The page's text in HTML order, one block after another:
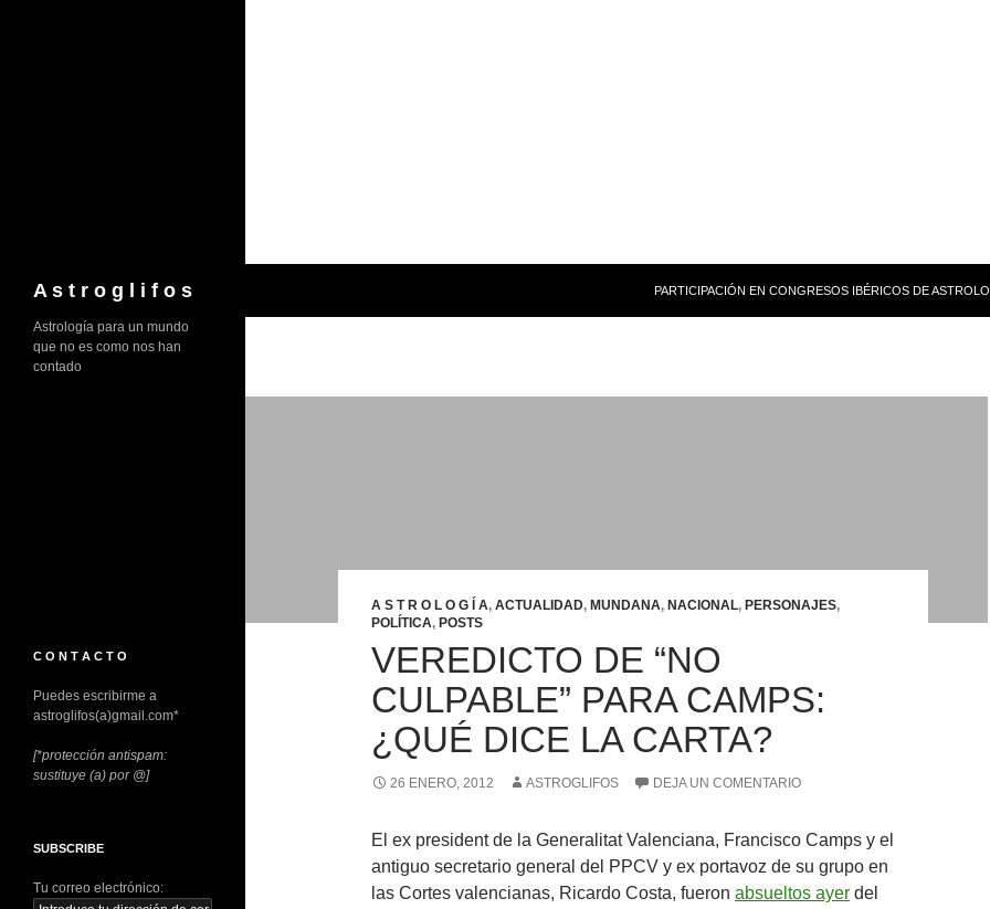
A s t r o g l i f o s PARTICIPACIÓN EN CONGRESOS IBÉRICOS DE
A S T R O L O G Í A, ACTUALIDAD, MUNDANA, NACIONAL, PERSONAJES,
POLÍTICA, POSTS
VEREDICTO DE “NO
CULPABLE” PARA CAMPS:
¿QUÉ DICE LA CARTA?
26 ENERO, 2012 ASTROGLIFOS DEJA UN COMENTARIO
El ex president de la Generalitat Valenciana, Francisco Camps y el
antiguo secretario general del PPCV y ex portavoz de su grupo en
las Cortes valencianas, Ricardo Costa, fueron absueltos ayer del
Astrología para un mundo
que no es como nos han
contado
C O N T A C T O
Puedes escribirme a
astroglifos(a)gmail.com*
[*protección antispam:
sustituye (a) por @]
SUBSCRIBE
Tu correo electrónico: